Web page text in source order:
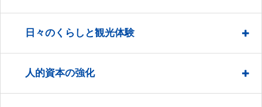
日々のくらしと観光体験
人的資本の強化